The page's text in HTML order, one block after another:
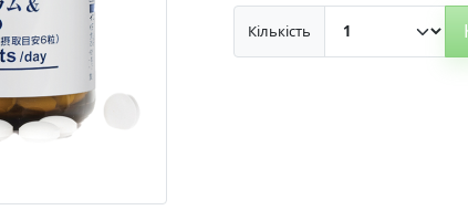
Кількість